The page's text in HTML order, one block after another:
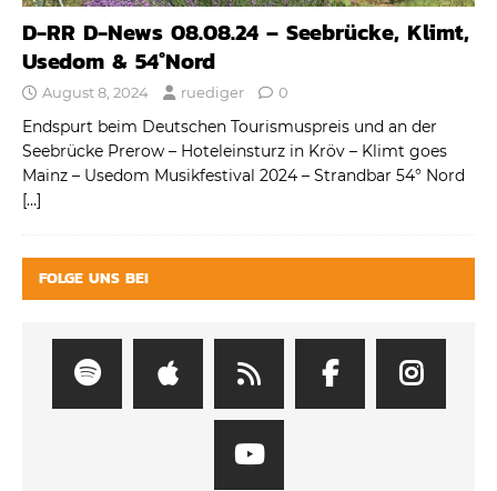
D-RR D-News 08.08.24 – Seebrücke, Klimt,
Usedom & 54°Nord
August 8, 2024 ruediger 0
Endspurt beim Deutschen Tourismuspreis und an der
Seebrücke Prerow – Hoteleinsturz in Kröv – Klimt goes
Mainz – Usedom Musikfestival 2024 – Strandbar 54° Nord
[…]
FOLGE UNS BEI